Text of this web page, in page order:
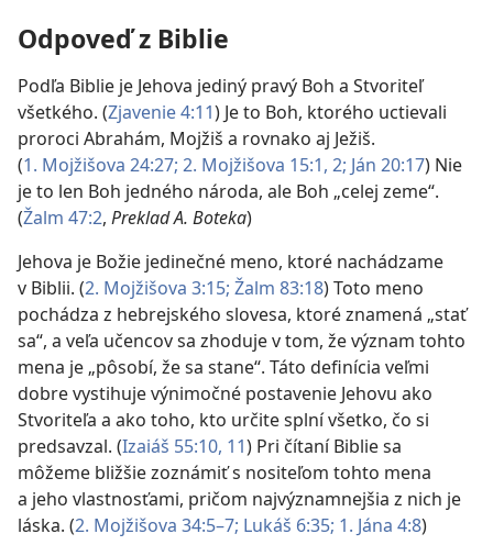
Odpoveď z Biblie
Podľa Biblie je Jehova jediný pravý Boh a Stvoriteľ
všetkého. (Zjavenie 4:11) Je to Boh, ktorého uctievali
proroci Abrahám, Mojžiš a rovnako aj Ježiš.
(1. Mojžišova 24:27; 2. Mojžišova 15:1, 2; Ján 20:17) Nie
je to len Boh jedného národa, ale Boh „celej zeme“.
(Žalm 47:2, Preklad A. Boteka)
Jehova je Božie jedinečné meno, ktoré nachádzame
v Biblii. (2. Mojžišova 3:15; Žalm 83:18) Toto meno
pochádza z hebrejského slovesa, ktoré znamená „stať
sa“, a veľa učencov sa zhoduje v tom, že význam tohto
mena je „pôsobí, že sa stane“. Táto definícia veľmi
dobre vystihuje výnimočné postavenie Jehovu ako
Stvoriteľa a ako toho, kto určite splní všetko, čo si
predsavzal. (Izaiáš 55:10, 11) Pri čítaní Biblie sa
môžeme bližšie zoznámiť s nositeľom tohto mena
a jeho vlastnosťami, pričom najvýznamnejšia z nich je
láska. (2. Mojžišova 34:5–7; Lukáš 6:35; 1. Jána 4:8)